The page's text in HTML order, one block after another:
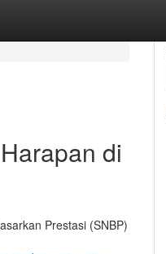
di
Prestasi (SNBP)